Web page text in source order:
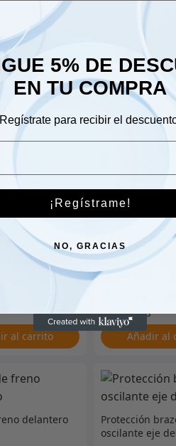
2 puertas
al carrito
Enlace de barra
estabilizadora
Express trasera
65.00
Añadir al
delantero
Protección
oscilante eje
5% DE
EN TU COMPRA
Regístrate para recibir el
¡Regístrame!
NO, GRACIAS